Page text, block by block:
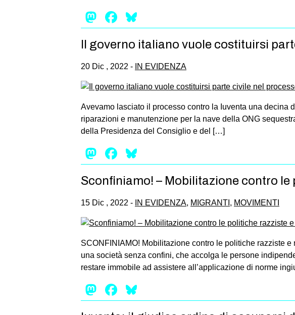
Mastodon
Facebook
Il governo italiano vuole costituirsi
20 Dic , 2022 - IN EVIDENZA
Avevamo lasciato il processo contro la Iuventa una decina
riparazioni e manutenzione per la nave della ONG
della Presidenza del Consiglio e del […]
Mastodon
Facebook
Sconfiniamo! – Mobilitazione contro
15 Dic , 2022 - IN EVIDENZA, MIGRANTI , MOVIMENTI
SCONFINIAMO! Mobilitazione contro le politiche razziste
una società senza confini, che accolga le persone
restare immobile ad assistere all’applicazione di norme
Mastodon
Facebook